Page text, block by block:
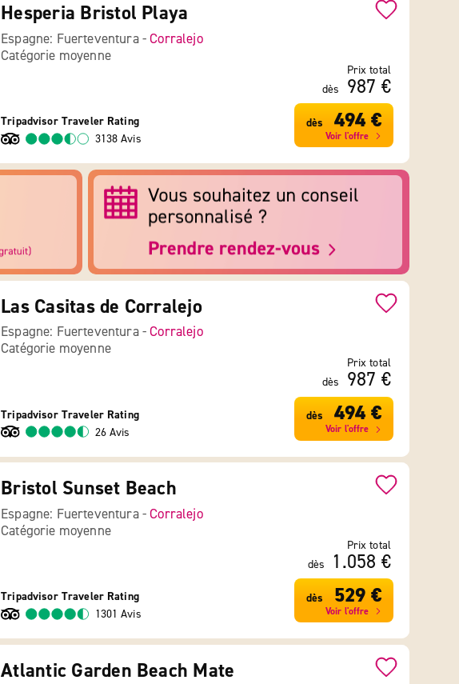
Hesperia Bristol Playa
Espagne: Fuerteventura -Corralejo
Catégorie moyenne
Tripadvisor Traveler Rating
3138 Avis
Prix total
dès
987 €
dès 494 €
Voir l'offre
Las Casitas de Corralejo
Espagne: Fuerteventura -Corralejo
Catégorie moyenne
Tripadvisor Traveler Rating
26 Avis
Prix total
dès
987 €
dès 494 €
Voir l'offre
Bristol Sunset Beach
Espagne: Fuerteventura -Corralejo
Catégorie moyenne
Tripadvisor Traveler Rating
1301 Avis
Prix total
dès
1.058 €
dès 529 €
Voir l'offre
Atlantic Garden Beach Mate